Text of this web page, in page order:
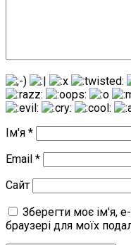
Ім'я *
Email *
Сайт
Зберегти моє ім'я,
браузері для моїх